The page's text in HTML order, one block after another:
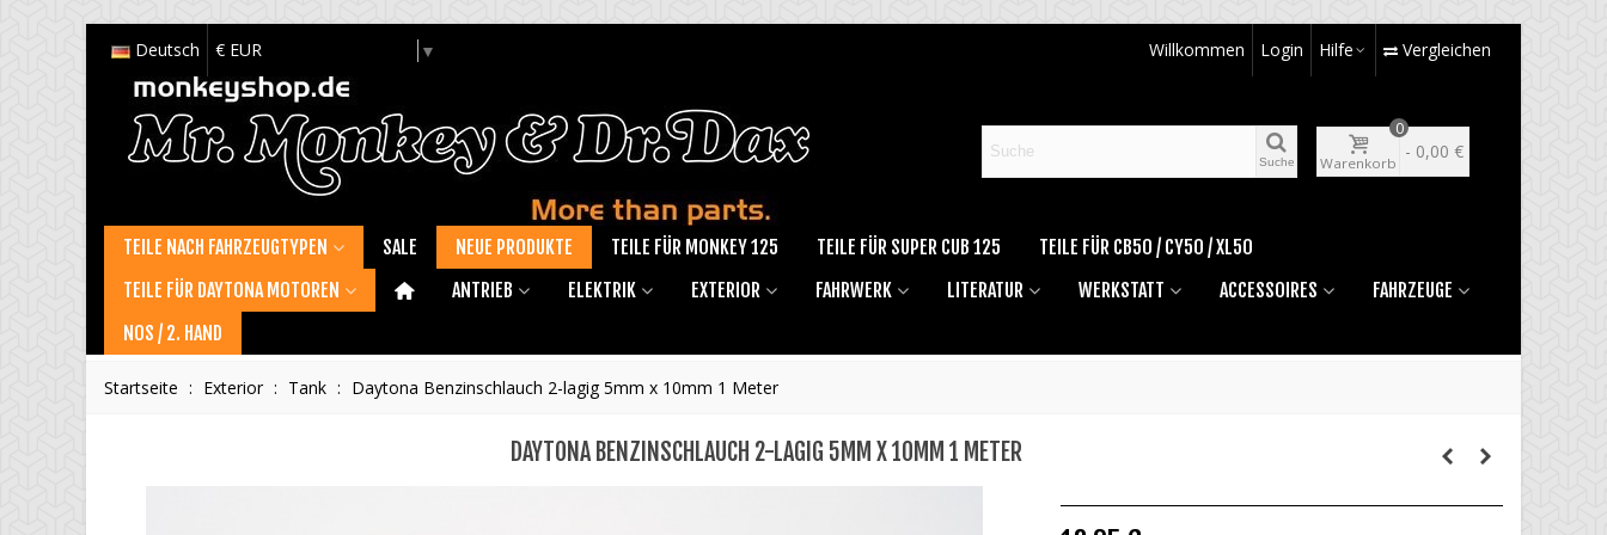
Deutsch € EUR ▼ Willkommen Login Hilfe Vergleichen
Suche Warenkorb
0
- 0,00 €
TEILE NACH FAHRZEUGTYPEN SALE NEUE PRODUKTE TEILE FÜR MONKEY 125 TEILE FÜR SUPER CUB 125
TEILE FÜR CB50 / CY50 / XL50
TEILE FÜR DAYTONA MOTOREN
ANTRIEB ELEKTRIK EXTERIOR FAHRWERK LITERATUR WERKSTATT ACCESSOIRES
FAHRZEUGE
NOS / 2. HAND
Startseite : Exterior : Tank : Daytona Benzinschlauch 2-lagig 5mm x 10mm 1 Meter
DAYTONA BENZINSCHLAUCH 2-LAGIG 5MM X 10MM 1 METER